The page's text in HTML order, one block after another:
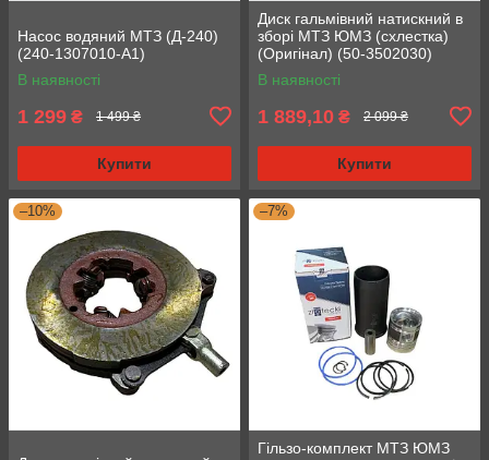
Насос водяний МТЗ (Д-240)
(240-1307010-А1)
В наявності
1 299 ₴ 1 499 ₴
Купити
Диск гальмівний натискний в
зборі МТЗ ЮМЗ (схлестка)
(Оригінал) (50-3502030)
В наявності
1 889,10 ₴ 2 099 ₴
Купити
–10% –7%
Гільзо-комплект МТЗ ЮМЗ